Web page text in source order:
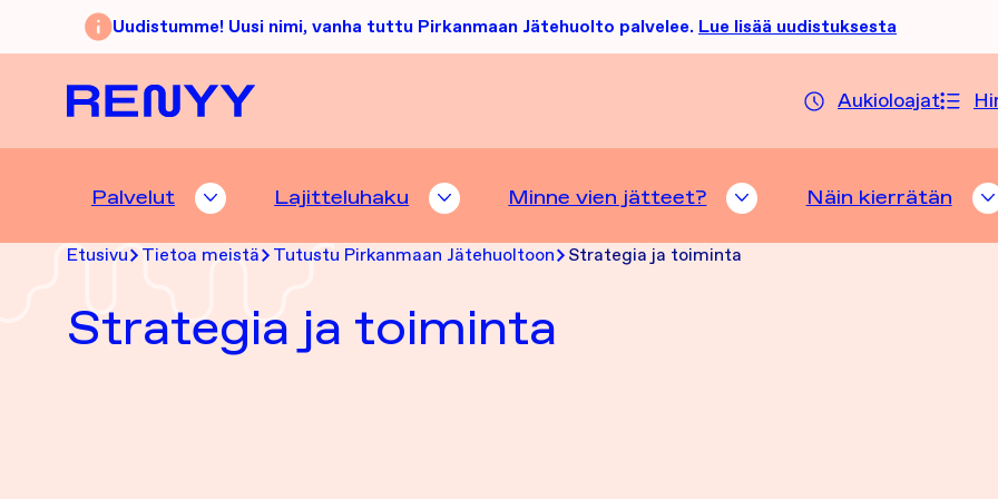
Siirry sisältöönUudistumme! Uusi nimi, vanha tuttu Pirkanmaan Jätehuolto palvelee. Lue lisää uudistuksesta
Etusivu
Aukioloajat
Palvelut PALVELUT ALASIVUT
Lajitteluhaku LAJITTELUHAKU ALASIVUT
Minne vien jätteet? MINNE VIEN JÄTTEET?
Näin kierrätän
Etusivu Tietoa meistä Tutustu Pirkanmaan Jätehuoltoon Strategia ja toiminta
Strategia ja toiminta